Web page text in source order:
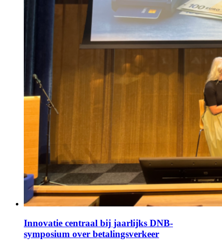
Innovatie centraal bij jaarlijks DNB-
symposium over betalingsverkeer